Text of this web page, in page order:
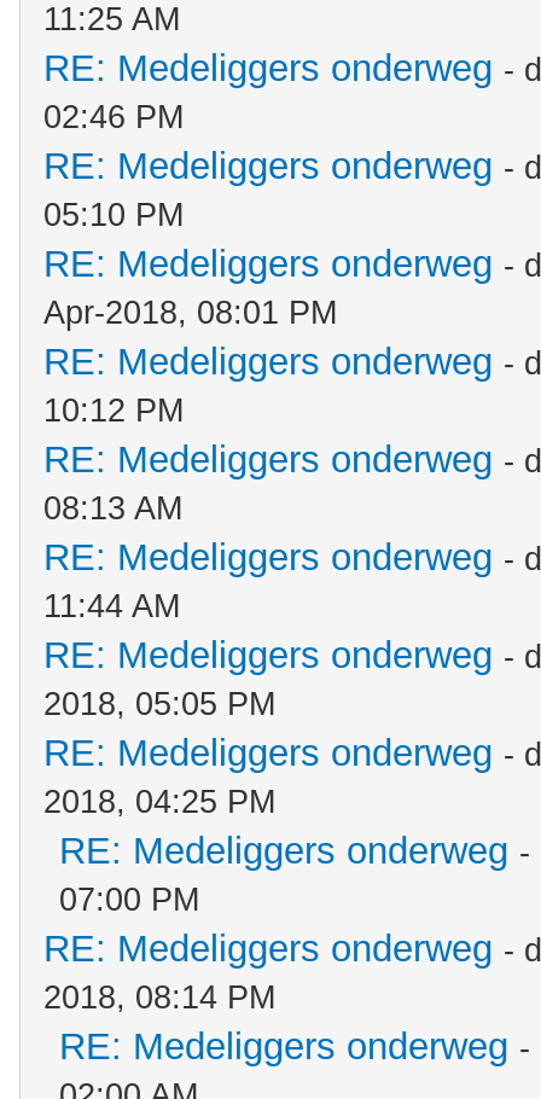
11:25 AM
RE: Medeliggers onderweg -
02:46 PM
RE: Medeliggers onderweg -
05:10 PM
RE: Medeliggers onderweg -
Apr-2018, 08:01 PM
RE: Medeliggers onderweg -
10:12 PM
RE: Medeliggers onderweg -
08:13 AM
RE: Medeliggers onderweg -
11:44 AM
RE: Medeliggers onderweg -
2018, 05:05 PM
RE: Medeliggers onderweg -
2018, 04:25 PM
RE: Medeliggers onderweg -
07:00 PM
RE: Medeliggers onderweg -
2018, 08:14 PM
RE: Medeliggers onderweg -